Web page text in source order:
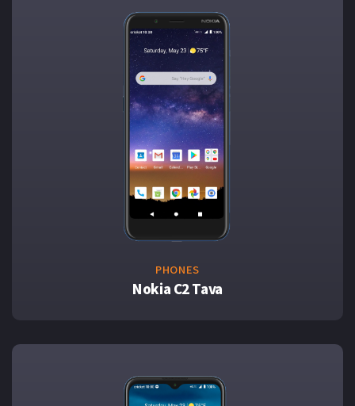
PHONES
Nokia C2 Tava